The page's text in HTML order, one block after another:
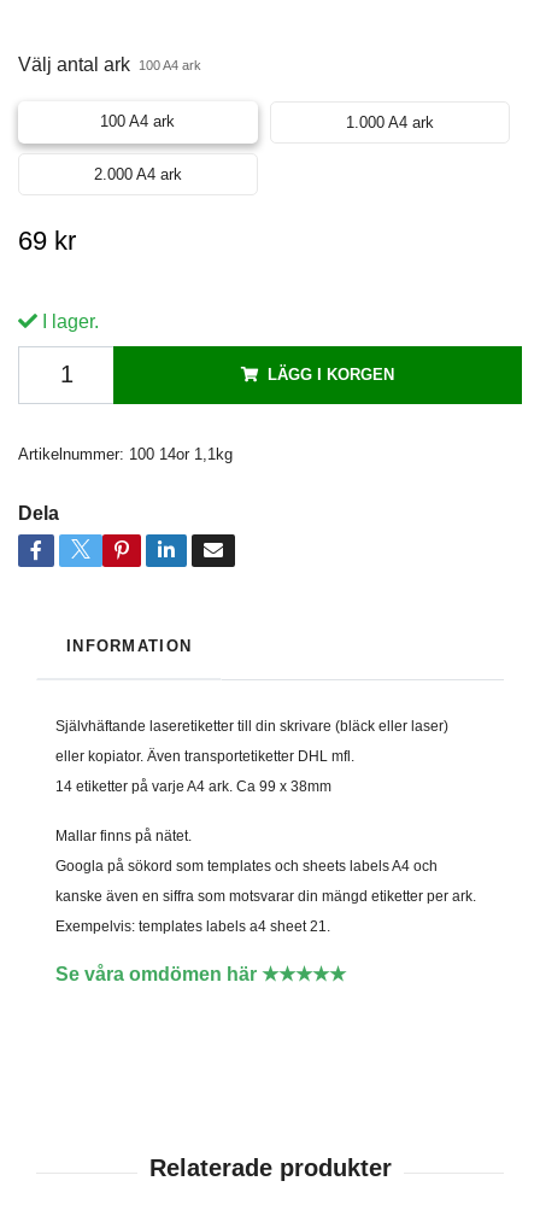
Välj antal ark 100 A4 ark
100 A4 ark 1.000 A4 ark
2.000 A4 ark
69 kr
I lager.
LÄGG I KORGEN
Artikelnummer: 100 14or 1,1kg
Dela
INFORMATION
Självhäftande laseretiketter till din skrivare (bläck eller laser)
eller kopiator. Även transportetiketter DHL mfl.
14 etiketter på varje A4 ark. Ca 99 x 38mm
Mallar finns på nätet.
Googla på sökord som templates och sheets labels A4 och
kanske även en siffra som motsvarar din mängd etiketter per ark.
Exempelvis: templates labels a4 sheet 21.
Se våra omdömen här ★★★★★